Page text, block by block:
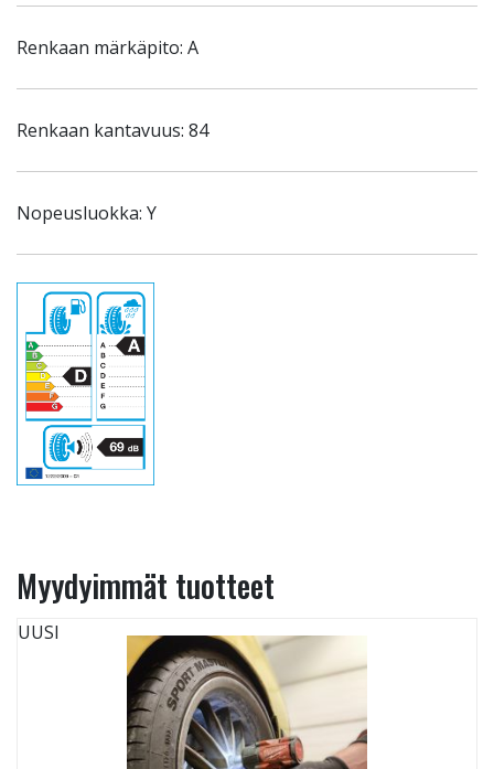
Renkaan märkäpito: A
Renkaan kantavuus: 84
Nopeusluokka: Y
Myydyimmät tuotteet
UUSI